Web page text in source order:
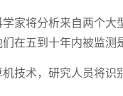
家将分析来自两个
在五到十年内被监测
技术，研究人员将